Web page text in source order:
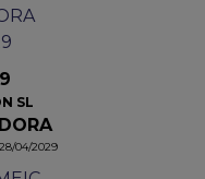
SL
04/2029